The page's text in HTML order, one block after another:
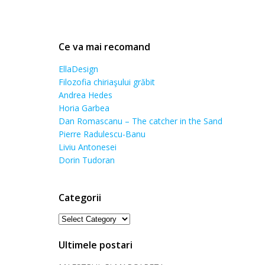
Ce va mai recomand
EllaDesign
Filozofia chiriaşului grăbit
Andrea Hedes
Horia Garbea
Dan Romascanu – The catcher in the Sand
Pierre Radulescu-Banu
Liviu Antonesei
Dorin Tudoran
Categorii
Categorii
Ultimele postari